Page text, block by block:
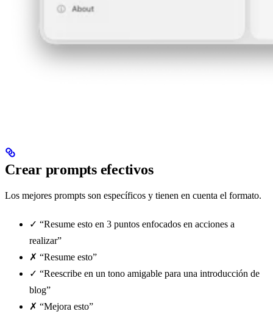
Crear prompts efectivos
Los mejores prompts son específicos y tienen en cuenta el formato.
✓ “Resume esto en 3 puntos enfocados en acciones a
realizar”
✗ “Resume esto”
✓ “Reescribe en un tono amigable para una introducción de
blog”
✗ “Mejora esto”